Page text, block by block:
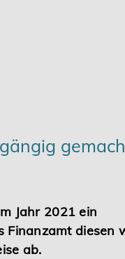
Jahr 2021 ein
Finanzamt diesen
ab.